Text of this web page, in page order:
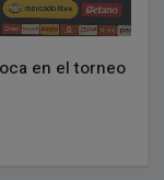
en el torneo